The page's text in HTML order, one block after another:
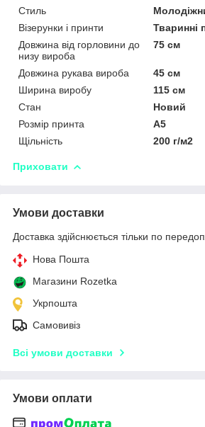
Стиль
Візерунки і принти
Тваринні
Довжина від горловини до
низу вироба
75 см
Довжина рукава вироба
45 см
Ширина виробу
115 см
Стан
Новий
Розмір принта
А5
Щільність
200 г/м2
Приховати
Умови доставки
Доставка здійснюється тільки по
Нова Пошта
Магазини Rozetka
Укрпошта
Самовивіз
Всі умови доставки
Умови оплати